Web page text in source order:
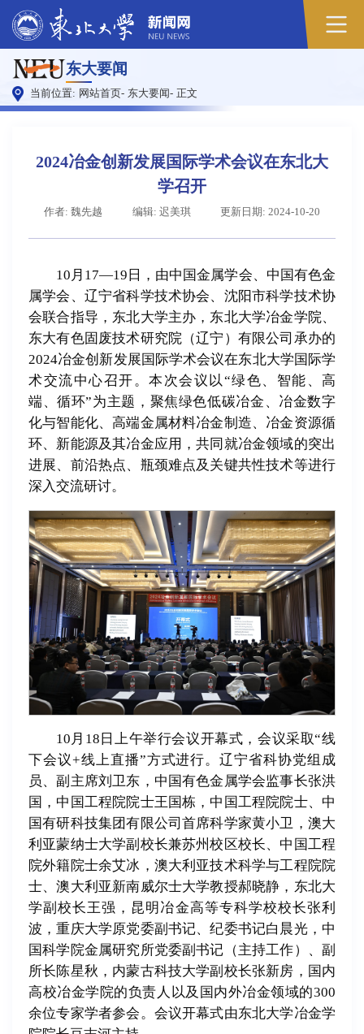
东大要闻
当前位置: 网站首页- 东大要闻- 正文
2024冶金创新发展国际学术会议在东北大
学召开
作者: 魏先越 编辑: 迟美琪 更新日期: 2024-10-20
10月17—19日，由中国金属学会、中国有色金
属学会、辽宁省科学技术协会、沈阳市科学技术协
会联合指导，东北大学主办，东北大学冶金学院、
东大有色固废技术研究院（辽宁）有限公司承办的
2024冶金创新发展国际学术会议在东北大学国际学
术交流中心召开。本次会议以“绿色、智能、高
端、循环”为主题，聚焦绿色低碳冶金、冶金数字
化与智能化、高端金属材料冶金制造、冶金资源循
环、新能源及其冶金应用，共同就冶金领域的突出
进展、前沿热点、瓶颈难点及关键共性技术等进行
深入交流研讨。
10月18日上午举行会议开幕式，会议采取“线
下会议+线上直播”方式进行。辽宁省科协党组成
员、副主席刘卫东，中国有色金属学会监事长张洪
国，中国工程院院士王国栋，中国工程院院士、中
国有研科技集团有限公司首席科学家黄小卫，澳大
利亚蒙纳士大学副校长兼苏州校区校长、中国工程
院外籍院士余艾冰，澳大利亚技术科学与工程院院
士、澳大利亚新南威尔士大学教授郝晓静，东北大
学副校长王强，昆明冶金高等专科学校校长张利
波，重庆大学原党委副书记、纪委书记白晨光，中
国科学院金属研究所党委副书记（主持工作）、副
所长陈星秋，内蒙古科技大学副校长张新房，国内
高校冶金学院的负责人以及国内外冶金领域的300
余位专家学者参会。会议开幕式由东北大学冶金学
原